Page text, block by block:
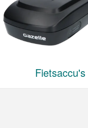
Fietsaccu's